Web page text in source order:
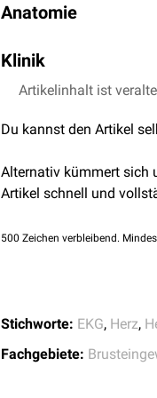
Anatomie
und versorgt diese mit
Klinik
Ein Verschluss des
Dabei zeigen sich
Indirekte Infarktzeichen
Artikelinhalt ist
Du kannst den Artikel
Alternativ kümmert sich
Artikel schnell und
500 Zeichen verbleibend.
Stichworte: EKG, Herz,
Fachgebiete: